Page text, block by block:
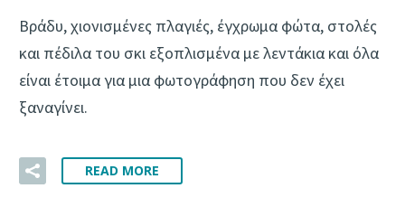
Βράδυ, χιονισμένες πλαγιές, έγχρωμα φώτα, στολές
και πέδιλα του σκι εξοπλισμένα με λεντάκια και όλα
είναι έτοιμα για μια φωτογράφηση που δεν έχει
ξαναγίνει.
READ MORE